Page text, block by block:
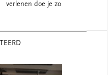
verlenen doe je zo